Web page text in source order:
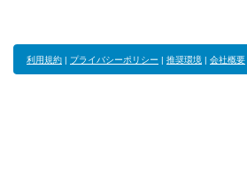
利用規約 | プライバシーポリシー | 推奨環境 | 会社概要